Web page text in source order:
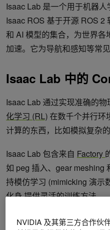
Isaac Lab 是一个用于机器人
Isaac ROS 基于开源 ROS 2
和 AI 模型的集合，为世界
加速。它为导航和感知等常
Isaac Lab 中的
Isaac Lab 通过实现准确的
化学习 (RL) 在数千个并行环
计算的东西，比如模拟复杂
Isaac Lab 包含来自 Factory
如 peg 插入、gear meshing
持模仿学习 (mimicking 演示
化身提供灵活的训练方法。
NVIDIA 及其第三方合作伙